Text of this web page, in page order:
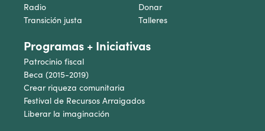
Radio
Transición justa
Donar
Talleres
Programas + Iniciativas
Patrocinio fiscal
Beca (2015-2019)
Crear riqueza comunitaria
Festival de Recursos Arraigados
Liberar la imaginación